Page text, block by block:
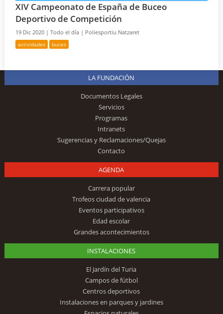
XIV Campeonato de España de Buceo
Deportivo de Competición
19 Dic 2020 |Todo el día | Poliesportiu Natzaret
actividades buceo
LA FUNDACIÓN
Documentos Legales
Servicios
Programas
Intranets
Sugerencias y Reclamaciones/Quejas
Contacto
AGENDA
Carrera popular
Trofeos ciudad de valencia
Eventos participativos
Edad escolar
Grandes acontecimientos
INSTALACIONES
El Jardín del Turia
Campos de fútbol
Centros deportivos
Instalaciones en parques y jardines